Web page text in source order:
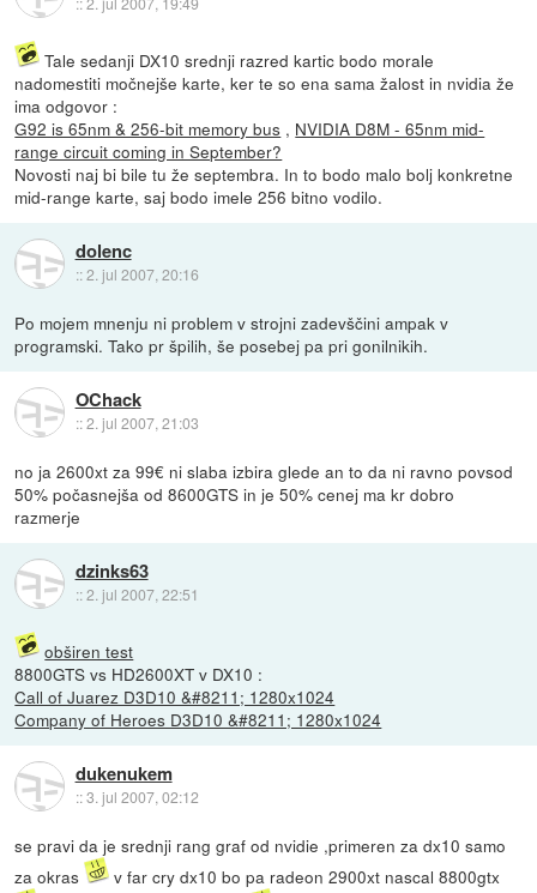
Tale sedanji DX10 srednji razred kartic bodo morale
nadomestiti močnejše karte, ker te so ena sama žalost in nvidia že
ima odgovor :
G92 is 65nm & 256-bit memory bus , NVIDIA D8M - 65nm mid-
range circuit coming in September?
Novosti naj bi bile tu že septembra. In to bodo malo bolj konkretne
mid-range karte, saj bodo imele 256 bitno vodilo.
dolenc
::2. jul 2007, 20:16
Po mojem mnenju ni problem v strojni zadevščini ampak v
programski. Tako pr špilih, še posebej pa pri gonilnikih.
OChack
::2. jul 2007, 21:03
no ja 2600xt za 99€ ni slaba izbira glede an to da ni ravno povsod
50% počasnejša od 8600GTS in je 50% cenej ma kr dobro
razmerje
dzinks63
::2. jul 2007, 22:51
obširen test
8800GTS vs HD2600XT v DX10 :
Call of Juarez D3D10 &#8211; 1280x1024
Company of Heroes D3D10 &#8211; 1280x1024
dukenukem
::3. jul 2007, 02:12
se pravi da je srednji rang graf od nvidie ,primeren za dx10 samo
za okras
v far cry dx10 bo pa radeon 2900xt nascal 8800gtx